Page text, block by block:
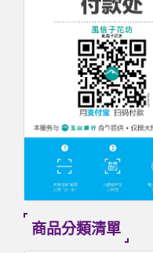
商品分類清單